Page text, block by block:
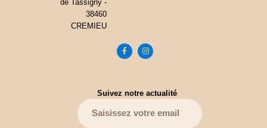
de Tassigny -
38460
CREMIEU
Suivez notre actualité